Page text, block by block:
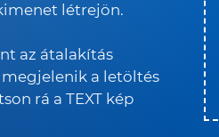
létrejön.
az átalakítás
a letöltés
rá a TEXT kép